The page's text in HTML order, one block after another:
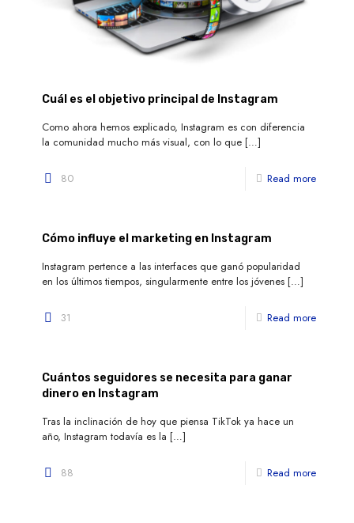
Cuál es el objetivo principal de Instagram
Como ahora hemos explicado, Instagram es con diferencia
la comunidad mucho más visual, con lo que […]
80 Read more
Cómo influye el marketing en Instagram
Instagram pertence a las interfaces que ganó popularidad
en los últimos tiempos, singularmente entre los jóvenes […]
31 Read more
Cuántos seguidores se necesita para ganar
dinero en Instagram
Tras la inclinación de hoy que piensa TikTok ya hace un
año, Instagram todavía es la […]
88 Read more